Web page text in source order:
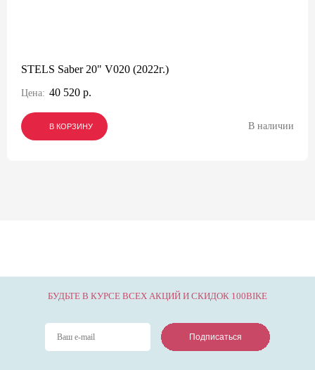
STELS Saber 20" V020 (2022г.)
Цена: 40 520 р.
В КОРЗИНУ
В КОРЗИНУ
В КОРЗИНУ В наличии
БУДЬТЕ В КУРСЕ ВСЕХ АКЦИЙ И СКИДОК 100BIKE
Подписаться
Подписаться
Подписаться